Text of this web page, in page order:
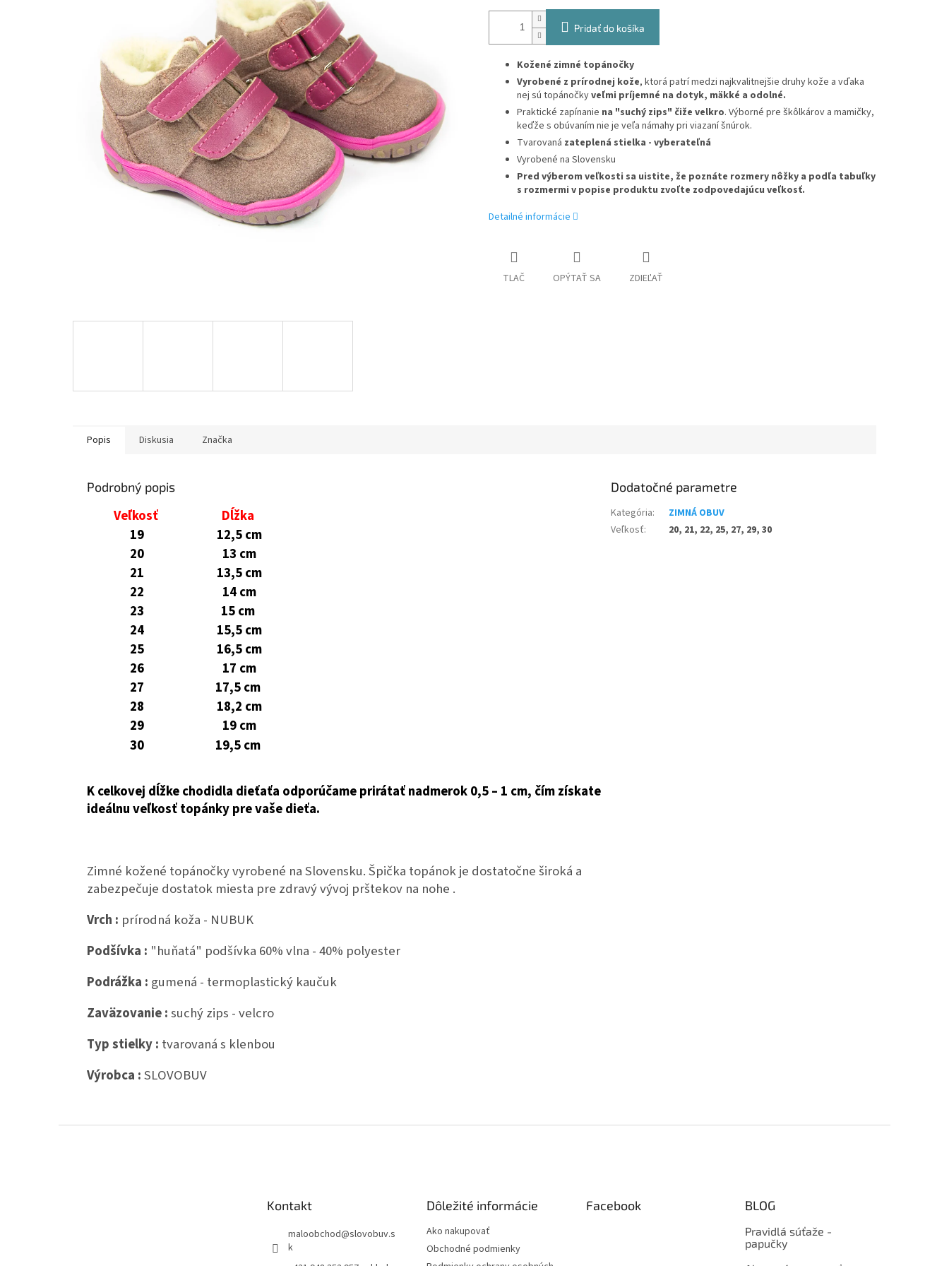
Pridať do košíka
Kožené zimné topánočky
Vyrobené z prírodnej kože, ktorá patrí medzi najkvalitnejšie druhy kože a vďaka
nej sú topánočkyveľmi príjemné na dotyk, mäkké a odolné.
Praktické zapínanie na "suchý zips" čiže velkro. Výborné pre škôlkárov a mamičky,
keďže s obúvaním nie je veľa námahy pri viazaní šnúrok.
Tvarovaná zateplená stielka - vyberateľná
Vyrobené na Slovensku
Pred výberom veľkosti sa uistite, že poznáte rozmery nôžky a podľa tabuľky
s rozmermi v popise produktu zvoľte zodpovedajúcu veľkosť.
Detailné informácie
TLAČ OPÝTAŤ SA ZDIEĽAŤ
Popis Diskusia Značka
Podrobný popis
Veľkosť
Dĺžka
19
12,5 cm
20
13 cm
21
13,5 cm
22
14 cm
23
15 cm
24
15,5 cm
25
16,5 cm
26
17 cm
27
17,5 cm
28
18,2 cm
29
19 cm
30
19,5 cm
K celkovej dĺžke chodidla dieťaťa odporúčame prirátať nadmerok 0,5 – 1 cm, čím získate
ideálnu veľkosť topánky pre vaše dieťa.
Zimné kožené topánočky vyrobené na Slovensku. Špička topánok je dostatočne široká a
zabezpečuje dostatok miesta pre zdravý vývoj prštekov na nohe .
Vrch : prírodná koža - NUBUK
Podšívka : "huňatá" podšívka 60% vlna - 40% polyester
Podrážka : gumená - termoplastický kaučuk
Zaväzovanie :suchý zips - velcro
Typ stielky : tvarovaná s klenbou
Výrobca :SLOVOBUV
Dodatočné parametre
Kategória:
ZIMNÁ OBUV
Veľkosť: 20, 21, 22, 25, 27, 29, 30
Kontakt
maloobchod@slovobuv.s
k
Dôležité informácie
Ako nakupovať
Obchodné podmienky
Facebook BLOG
Pravidlá súťaže -
papučky